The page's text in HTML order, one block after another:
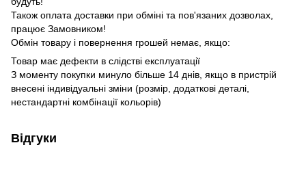
Також оплата доставки при обміні та пов'язаних дозволах,
працює Замовником!
Обмін товару і повернення грошей немає, якщо:
Товар має дефекти в слідстві експлуатації
З моменту покупки минуло більше 14 днів , якщо в пристрій
внесені індивідуальні зміни (розмір, додаткові деталі,
нестандартні комбінації кольорів)
Відгуки